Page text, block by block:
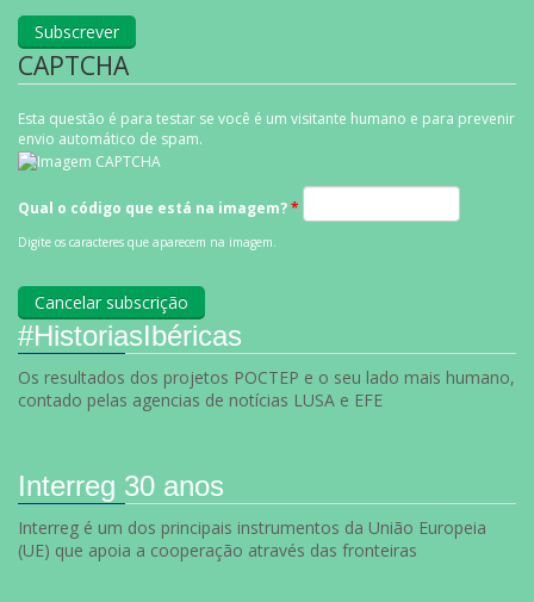
CAPTCHA
Esta questão é para testar se você é um visitante humano e para prevenir
envio automático de spam.
Qual o código que está na imagem?*
Digite os caracteres que aparecem na imagem.
#HistoriasIbéricas
Os resultados dos projetos POCTEP e o seu lado mais humano,
contado pelas agencias de notícias LUSA e EFE
Interreg 30 anos
Interreg é um dos principais instrumentos da União Europeia
(UE) que apoia a cooperação através das fronteiras